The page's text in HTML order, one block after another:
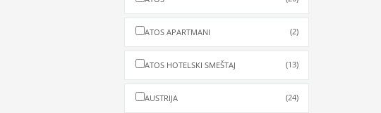
ATOS APARTMANI (2)
ATOS HOTELSKI SMEŠTAJ (13)
AUSTRIJA (24)